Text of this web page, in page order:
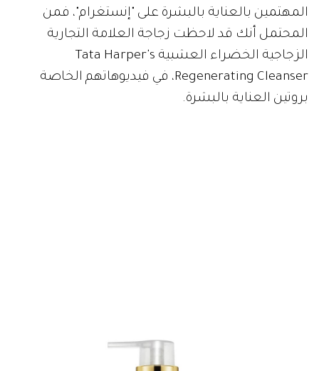
المهتمين بالعناية بالبشرة على "إنستغرام"، فمن
المحتمل أنك قد لاحظت زجاجة العلامة التجارية
الزجاجية الخضراء العشبية Tata Harper's
Regenerating Cleanser، في فيديوهاتهم الخاصة
بروتين العناية بالبشرة.